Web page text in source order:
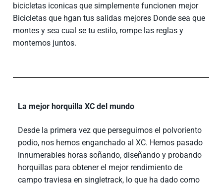
bicicletas iconicas que simplemente funcionen mejor
Bicicletas que hgan tus salidas mejores Donde sea que
montes y sea cual se tu estilo, rompe las reglas y
montemos juntos.
La mejor horquilla XC del mundo
Desde la primera vez que perseguimos el polvoriento
podio, nos hemos enganchado al XC. Hemos pasado
innumerables horas soñando, diseñando y probando
horquillas para obtener el mejor rendimiento de
campo traviesa en singletrack, lo que ha dado como